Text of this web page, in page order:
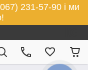
231-57-90 і ми